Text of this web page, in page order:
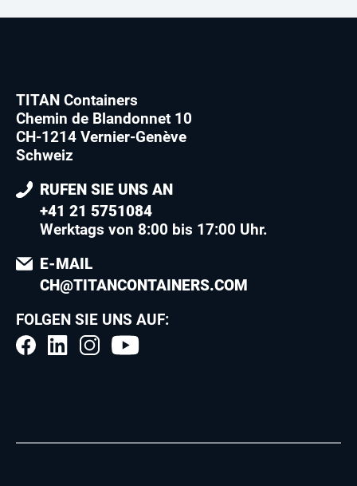
TITAN Containers
Chemin de Blandonnet 10
CH-1214 Vernier-Genève
Schweiz
RUFEN SIE UNS AN
+41 21 5751084
Werktags von 8:00 bis 17:00 Uhr.
E-MAIL
CH@TITANCONTAINERS.COM
FOLGEN SIE UNS AUF: